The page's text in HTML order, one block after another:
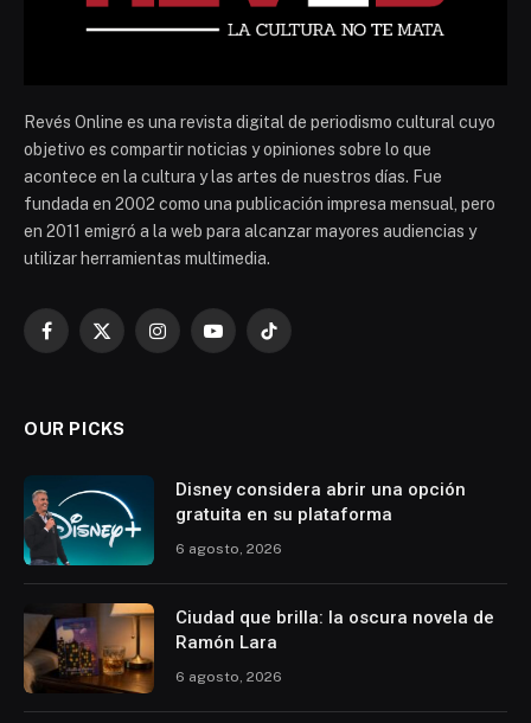
Revés Online es una revista digital de periodismo cultural cuyo
objetivo es compartir noticias y opiniones sobre lo que
acontece en la cultura y las artes de nuestros días. Fue
fundada en 2002 como una publicación impresa mensual, pero
en 2011 emigró a la web para alcanzar mayores audiencias y
utilizar herramientas multimedia.
Facebook
X
InstagramYouTubeTikTok
OUR PICKS
Disney considera abrir una opción
gratuita en su plataforma
6 agosto, 2026
Ciudad que brilla: la oscura novela de
Ramón Lara
6 agosto, 2026